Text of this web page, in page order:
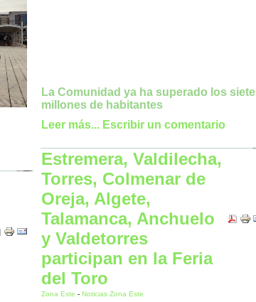
La Comunidad ya ha superado los siete
millones de habitantes
Leer más... Escribir un comentario
Estremera, Valdilecha,
Torres, Colmenar de
Oreja, Algete,
Talamanca, Anchuelo
y Valdetorres
participan en la Feria
del Toro
Zona Este - Noticias Zona Este